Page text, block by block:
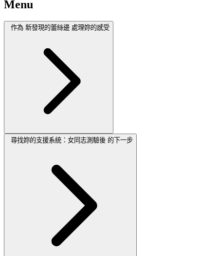
Menu
作為 新發現的蕾絲邊 處理妳的感受
尋找妳的支援系統：女同志測驗後 的下一步